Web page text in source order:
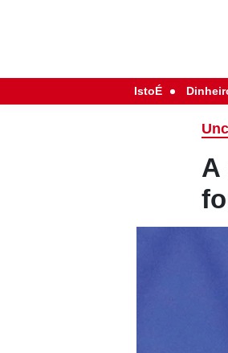
IstoÉ
A